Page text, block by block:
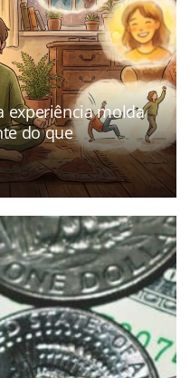
experiência molda
do que